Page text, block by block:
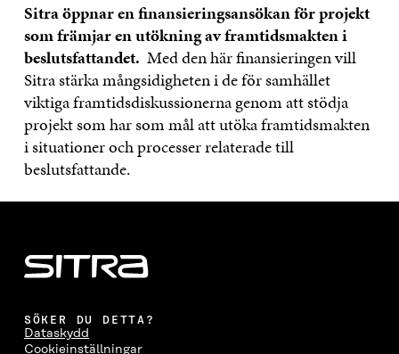
Sitra öppnar en finansieringsansökan för projekt
som främjar en utökning av framtidsmakten i
beslutsfattandet. Med den här finansieringen vill
Sitra stärka mångsidigheten i de för samhället
viktiga framtidsdiskussionerna genom att stödja
projekt som har som mål att utöka framtidsmakten
i situationer och processer relaterade till
beslutsfattande.
SÖKER DU DETTA?
Dataskydd
Cookieinställningar